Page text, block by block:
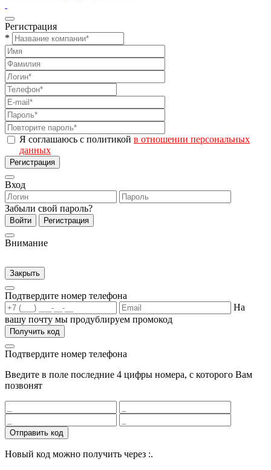
Регистрация
*
Я соглашаюсь с политикой в отношении персональных
данных
Регистрация
Вход
Забыли свой пароль?
Войти Регистрация
Внимание
Закрыть
Подтвердите номер телефона
На
вашу почту мы продублируем промокод
Получить код
Подтвердите номер телефона
Введите в поле последние 4 цифры номера, с которого Вам
позвонят
Отправить код
Новый код можно получить через :.